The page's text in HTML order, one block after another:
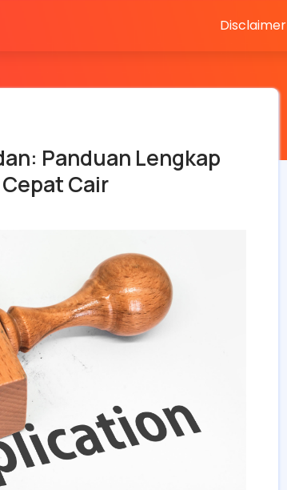
Disclaimer
Panduan Lengkap
Cair